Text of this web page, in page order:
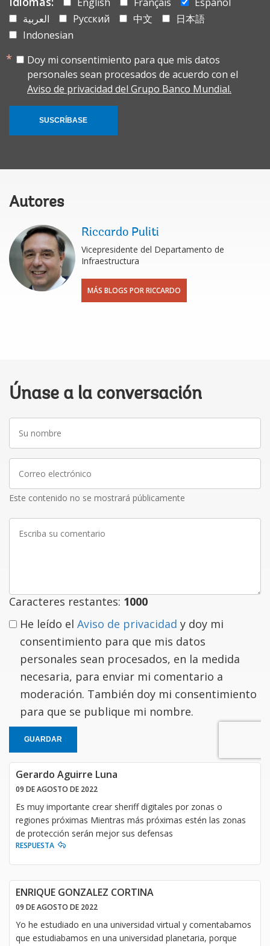
العربية
Русский 中文
日本語
Indonesian
Doy mi consentimiento para que mis datos
personales sean procesados de acuerdo con el
Aviso de privacidad del Grupo Banco Mundial.
SUSCRÍBASE
Autores
Riccardo Puliti
Vicepresidente del Departamento de
Infraestructura
MÁS BLOGS POR RICCARDO
Únase a la conversación
nombre
electrónico
Este contenido no se mostrará públicamente
Caracteres restantes: 1000
He leído el Aviso de privacidad y doy mi
consentimiento para que mis datos
personales sean procesados, en la medida
necesaria, para enviar mi comentario a
moderación. También doy mi consentimiento
para que se publique mi nombre.
GUARDAR
Gerardo Aguirre Luna
09 DE AGOSTO DE 2022
Es muy importante crear sheriff digitales por zonas o
regiones próximas Mientras más próximas estén las zonas
de protección serán mejor sus defensas
RESPUESTA
ENRIQUE GONZALEZ CORTINA
09 DE AGOSTO DE 2022
Yo he estudiado en una universidad virtual y comentabamos
que estudiabamos en una universidad planetaria, porque